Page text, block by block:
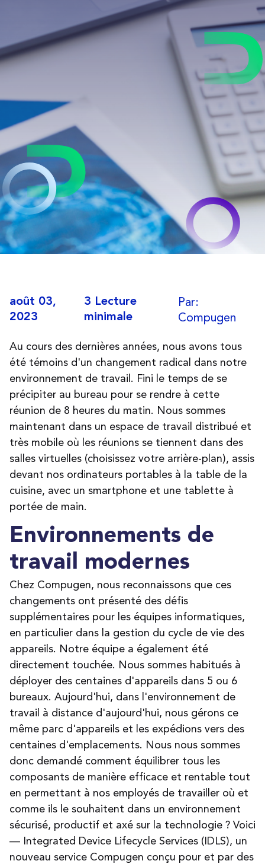
août 03,
2023
3 Lecture
minimale
Par:
Compugen
Au cours des dernières années, nous avons tous
été témoins d'un changement radical dans notre
environnement de travail. Fini le temps de se
précipiter au bureau pour se rendre à cette
réunion de 8 heures du matin. Nous sommes
maintenant dans un espace de travail distribué et
très mobile où les réunions se tiennent dans des
salles virtuelles (choisissez votre arrière-plan), assis
devant nos ordinateurs portables à la table de la
cuisine, avec un smartphone et une tablette à
portée de main.
Environnements de
travail modernes
Chez Compugen, nous reconnaissons que ces
changements ont présenté des défis
supplémentaires pour les équipes informatiques,
en particulier dans la gestion du cycle de vie des
appareils. Notre équipe a également été
directement touchée. Nous sommes habitués à
déployer des centaines d'appareils dans 5 ou 6
bureaux. Aujourd'hui, dans l'environnement de
travail à distance d'aujourd'hui, nous gérons ce
même parc d'appareils et les expédions vers des
centaines d'emplacements. Nous nous sommes
donc demandé comment équilibrer tous les
composants de manière efficace et rentable tout
en permettant à nos employés de travailler où et
comme ils le souhaitent dans un environnement
sécurisé, productif et axé sur la technologie ? Voici
— Integrated Device Lifecycle Services (IDLS), un
nouveau service Compugen conçu pour et par des